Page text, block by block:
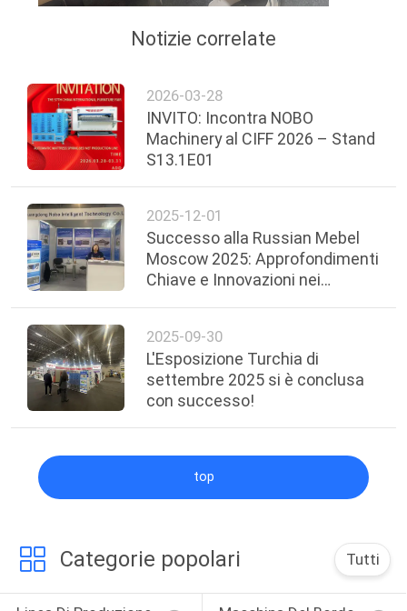
Notizie correlate
2026-03-28
INVITO: Incontra NOBO
Machinery al CIFF 2026 – Stand
S13.1E01
2025-12-01
Successo alla Russian Mebel
Moscow 2025: Approfondimenti
Chiave e Innovazioni nei
2025-09-30
L'Esposizione Turchia di
settembre 2025 si è conclusa
con successo!
top
Categorie popolari Tutti